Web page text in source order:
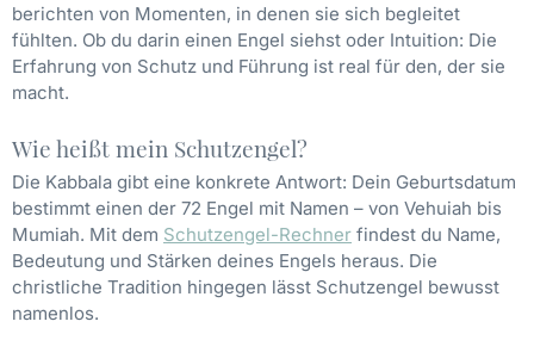
berichten von Momenten, in denen sie sich begleitet
fühlten. Ob du darin einen Engel siehst oder Intuition: Die
Erfahrung von Schutz und Führung ist real für den, der sie
macht.
Wie heißt mein Schutzengel?
Die Kabbala gibt eine konkrete Antwort: Dein Geburtsdatum
bestimmt einen der 72 Engel mit Namen – von Vehuiah bis
Mumiah. Mit dem Schutzengel-Rechner findest du Name,
Bedeutung und Stärken deines Engels heraus. Die
christliche Tradition hingegen lässt Schutzengel bewusst
namenlos.